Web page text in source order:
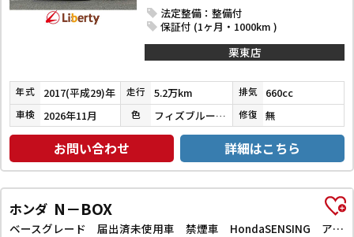
法定整備：整備付
保証付 (1ヶ月・1000km )
栗東店
年式 2017(平成29)年 走行 5.2万km 排気 660cc
車検 2026年11月 色 フィズブルーパールメタリック 修復 無
お問い合わせ 詳細はこちら
ホンダ N－BOX
ベースグレード 届出済未使用車 禁煙車 HondaSENSING アダプティブクルーズコントロール 電子パーキング 左パワースライドドア LEDヘッドライト スマートキー プッシュスタート アイドリングストップ